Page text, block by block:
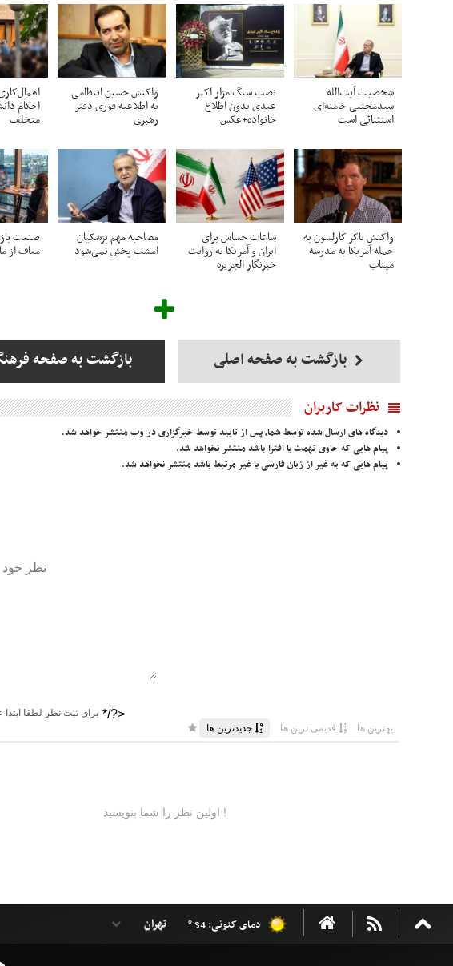
شخصیت آیت‌الله
سیدمجتبی خامنه‌ای
استثنائی است
نصب سنگ مزار اکبر
عبدی بدون اطلاع
خانواده+عکس
واکنش حسین انتظامی
به اطلاعیه فوری دفتر
رهبری
احکام‌
متخلف
واکنش تاکر کارلسون به
حمله آمریکا به مدرسه
میناب
ساعات حساس برای
ایران و آمریکا به روایت
خبرنگار الجزیره
مصاحبه مهم پزشکیان
امشب پخش نمی‌شود
صنعت
معاف از
بازگشت به صفحه اصلی بازگشت به صفحه
نظرات کاربران
دیدگاه های ارسال شده توسط شما، پس از تایید توسط خبرگزاری در وب منتشر خواهد شد.
پیام هایی که حاوی تهمت یا افترا باشد منتشر نخواهد شد.
پیام هایی که به غیر از زبان فارسی یا غیر مرتبط باشد منتشر نخواهد شد.
دمای کنونی: 34 °